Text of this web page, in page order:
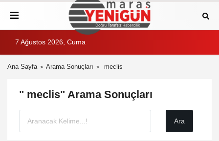
7 Ağustos 2026, Cuma
Ana Sayfa Arama Sonuçları meclis
" meclis" Arama Sonuçları